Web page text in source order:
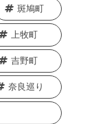
斑鳩町
上牧町
吉野町
奈良巡り